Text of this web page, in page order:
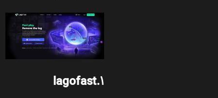
1.lagofast